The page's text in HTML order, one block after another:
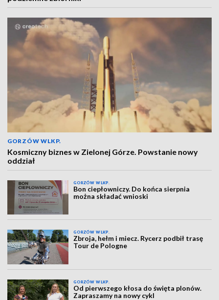
GORZÓW WLKP.
Kosmiczny biznes w Zielonej Górze. Powstanie nowy
oddział
GORZÓW WLKP.
Bon ciepłowniczy. Do końca sierpnia
można składać wnioski
GORZÓW WLKP.
Zbroja, hełm i miecz. Rycerz podbił trasę
Tour de Pologne
GORZÓW WLKP.
Od pierwszego kłosa do święta plonów.
Zapraszamy na nowy cykl